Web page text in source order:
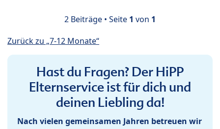
2 Beiträge • Seite 1 von 1
Zurück zu „7-12 Monate“
Hast du Fragen? Der HiPP
Elternservice ist für dich und
deinen Liebling da!
Nach vielen gemeinsamen Jahren betreuen wir